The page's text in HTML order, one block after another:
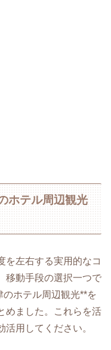
ホテル周辺観光
を左右する実用的なコ
移動手段の選択一つで
ホテル周辺観光**を
めました。これらを活
用してください。